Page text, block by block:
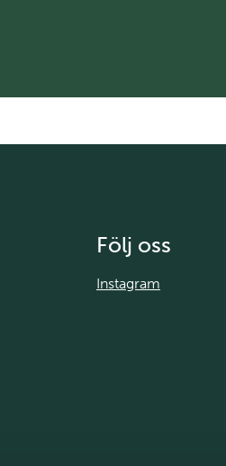
Följ oss
Instagram